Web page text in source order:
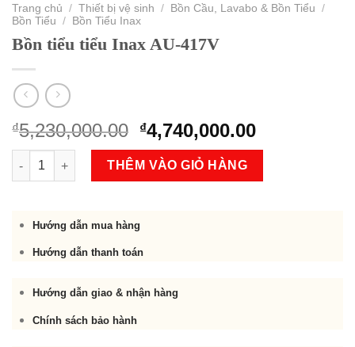
Trang chủ / Thiết bị vệ sinh / Bồn Cầu, Lavabo & Bồn Tiểu
/
Bồn Tiểu
/ Bồn Tiểu Inax
Bồn tiểu tiểu Inax AU-417V
₫5,230,000.00 Original
price
was:
₫5,230,000.00.
₫4,740,000.00Current
price
Bồn tiểu tiểu Inax AU-417V số lượng
THÊM VÀO GIỎ HÀNG
Hướng dẫn mua hàng
Hướng dẫn thanh toán
Hướng dẫn giao & nhận hàng
Chính sách bảo hành